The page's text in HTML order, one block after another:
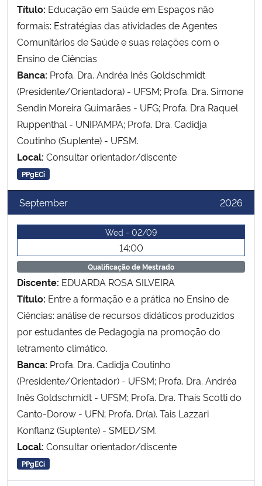
Título: Educação em Saúde em Espaços não
formais: Estratégias das atividades de Agentes
Comunitários de Saúde e suas relações com o
Ensino de Ciências
Banca: Profa. Dra. Andréa Inês Goldschmidt
(Presidente/Orientadora) - UFSM; Profa. Dra. Simone
Sendin Moreira Guimarães - UFG; Profa. Dra Raquel
Ruppenthal - UNIPAMPA; Profa. Dra. Cadidja
Coutinho (Suplente) - UFSM.
Local: Consultar orientador/discente
PPgECi
September 2026
Wed - 02/09
14:00
Qualificação de Mestrado
Discente: EDUARDA ROSA SILVEIRA
Título: Entre a formação e a prática no Ensino de
Ciências: análise de recursos didáticos produzidos
por estudantes de Pedagogia na promoção do
letramento climático.
Banca: Profa. Dra. Cadidja Coutinho
(Presidente/Orientador) - UFSM; Profa. Dra. Andréa
Inês Goldschmidt - UFSM; Profa. Dra. Thais Scotti do
Canto-Dorow - UFN; Profa. Dr(a). Tais Lazzari
Konflanz (Suplente) - SMED/SM.
Local: Consultar orientador/discente
PPgECi